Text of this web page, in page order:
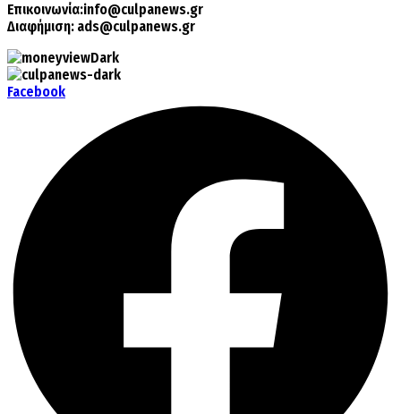
Επικοινωνία:info@culpanews.gr
Διαφήμιση: ads@culpanews.gr
Facebook